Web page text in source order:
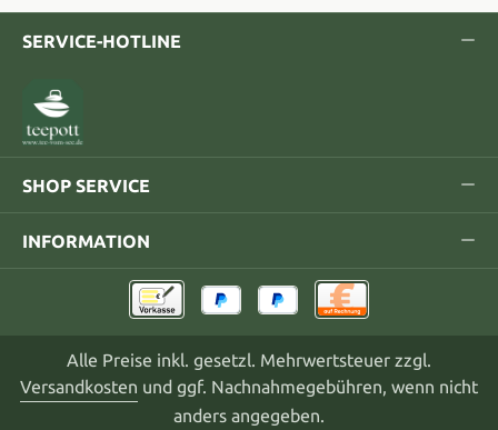
SERVICE-HOTLINE
SHOP SERVICE
INFORMATION
Alle Preise inkl. gesetzl. Mehrwertsteuer zzgl.
Versandkosten und ggf. Nachnahmegebühren, wenn nicht
anders angegeben.